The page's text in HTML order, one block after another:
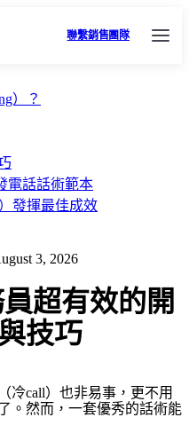
聯繫銷售團隊
）？
電話話術範本
發揮最佳成效
3, 2026
超有效的開
技巧
冷call）也非易事，更不用
。然而，一套優秀的話術能